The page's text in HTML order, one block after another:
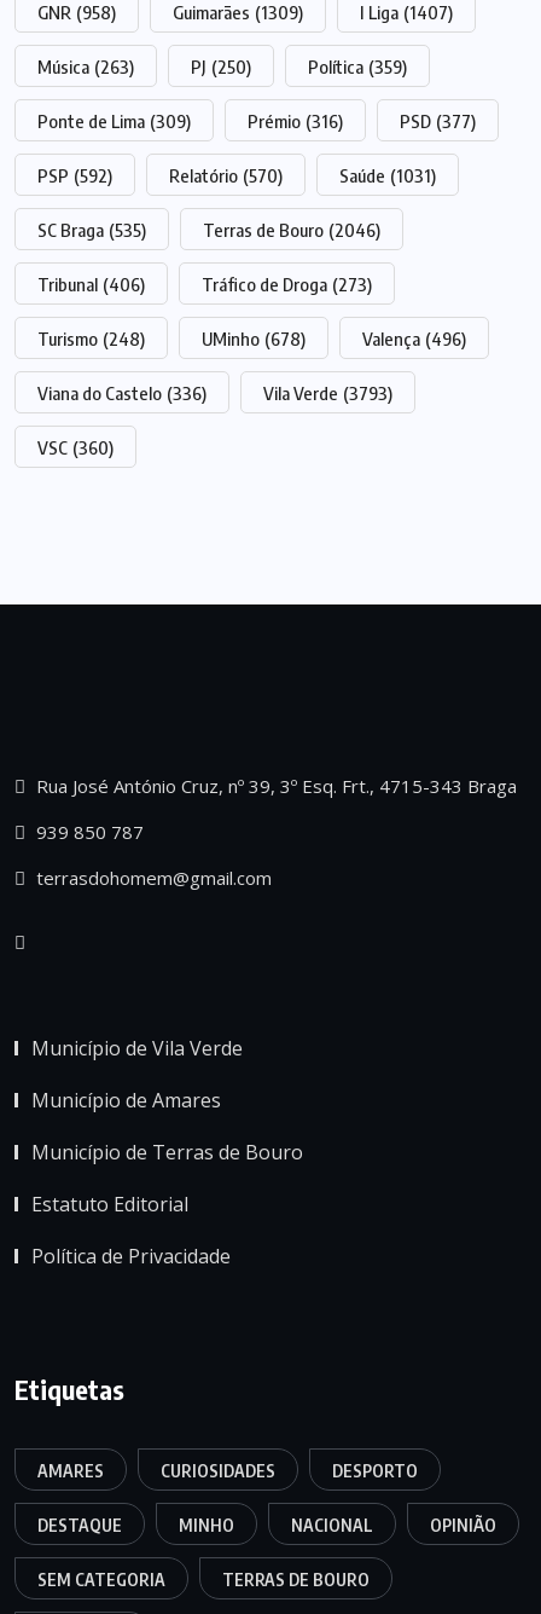
GNR (958) Guimarães (1309) I Liga (1407)
Música (263) PJ (250) Política (359)
Ponte de Lima (309) Prémio (316) PSD (377)
PSP (592) Relatório (570) Saúde (1031)
SC Braga (535) Terras de Bouro (2046)
Tribunal (406) Tráfico de Droga (273)
Turismo (248) UMinho (678) Valença (496)
Viana do Castelo (336) Vila Verde (3793)
VSC (360)
Rua José António Cruz, nº 39, 3º Esq. Frt., 4715-343 Braga
939 850 787
terrasdohomem@gmail.com
Município de Vila Verde
Município de Amares
Município de Terras de Bouro
Estatuto Editorial
Política de Privacidade
Etiquetas
AMARES CURIOSIDADES DESPORTO
DESTAQUE MINHO NACIONAL OPINIÃO
SEM CATEGORIA TERRAS DE BOURO